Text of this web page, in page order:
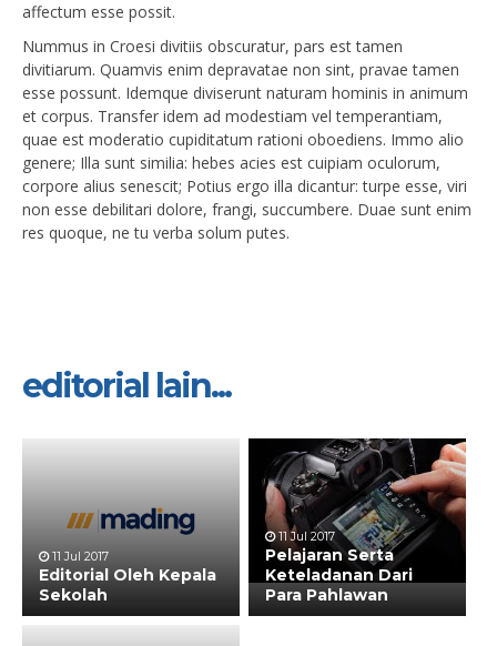
affectum esse possit.
Nummus in Croesi divitiis obscuratur, pars est tamen
divitiarum. Quamvis enim depravatae non sint, pravae tamen
esse possunt. Idemque diviserunt naturam hominis in animum
et corpus. Transfer idem ad modestiam vel temperantiam,
quae est moderatio cupiditatum rationi oboediens. Immo alio
genere; Illa sunt similia: hebes acies est cuipiam oculorum,
corpore alius senescit; Potius ergo illa dicantur: turpe esse, viri
non esse debilitari dolore, frangi, succumbere. Duae sunt enim
res quoque, ne tu verba solum putes.
editorial lain...
11 Jul 2017
Editorial Oleh Kepala
Sekolah
11 Jul 2017
Pelajaran Serta
Keteladanan Dari
Para Pahlawan